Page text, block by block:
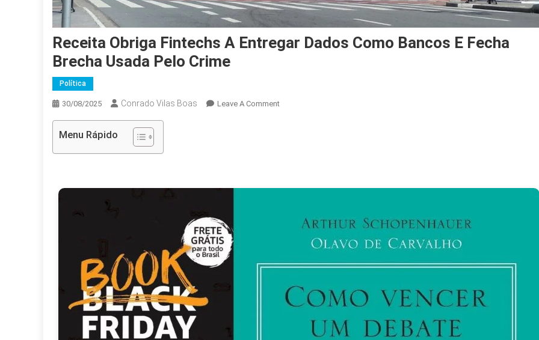
Receita Obriga Fintechs A Entregar Dados Como Bancos E Fecha
Brecha Usada Pelo Crime
Política
30/08/2025 Conrado Vilas Boas Leave A CommentOn
Dados
Usada
Crime
Menu Rápido